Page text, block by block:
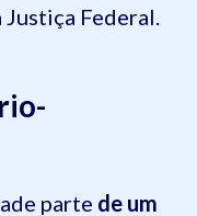
Federal.
parte de um